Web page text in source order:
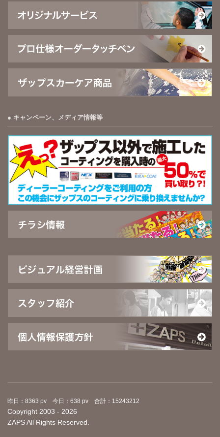
キャンペーン、メディア情報等
昨日：8363 pv 今日：638 pv 合計：15243212
Copyright 2003 - 2026
ZAPS All Rights Reserved.